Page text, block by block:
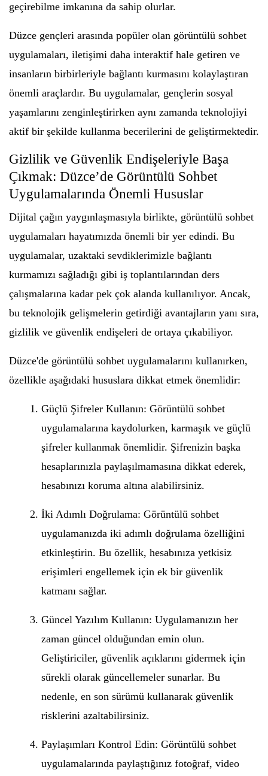
geçirebilme imkanına da sahip olurlar.
Düzce gençleri arasında popüler olan görüntülü sohbet
uygulamaları, iletişimi daha interaktif hale getiren ve
insanların birbirleriyle bağlantı kurmasını kolaylaştıran
önemli araçlardır. Bu uygulamalar, gençlerin sosyal
yaşamlarını zenginleştirirken aynı zamanda teknolojiyi
aktif bir şekilde kullanma becerilerini de geliştirmektedir.
Gizlilik ve Güvenlik Endişeleriyle Başa
Çıkmak: Düzce’de Görüntülü Sohbet
Uygulamalarında Önemli Hususlar
Dijital çağın yaygınlaşmasıyla birlikte, görüntülü sohbet
uygulamaları hayatımızda önemli bir yer edindi. Bu
uygulamalar, uzaktaki sevdiklerimizle bağlantı
kurmamızı sağladığı gibi iş toplantılarından ders
çalışmalarına kadar pek çok alanda kullanılıyor. Ancak,
bu teknolojik gelişmelerin getirdiği avantajların yanı sıra,
gizlilik ve güvenlik endişeleri de ortaya çıkabiliyor.
Düzce'de görüntülü sohbet uygulamalarını kullanırken,
özellikle aşağıdaki hususlara dikkat etmek önemlidir:
Güçlü Şifreler Kullanın: Görüntülü sohbet
uygulamalarına kaydolurken, karmaşık ve güçlü
şifreler kullanmak önemlidir. Şifrenizin başka
hesaplarınızla paylaşılmamasına dikkat ederek,
hesabınızı koruma altına alabilirsiniz.
İki Adımlı Doğrulama: Görüntülü sohbet
uygulamanızda iki adımlı doğrulama özelliğini
etkinleştirin. Bu özellik, hesabınıza yetkisiz
erişimleri engellemek için ek bir güvenlik
katmanı sağlar.
Güncel Yazılım Kullanın: Uygulamanızın her
zaman güncel olduğundan emin olun.
Geliştiriciler, güvenlik açıklarını gidermek için
sürekli olarak güncellemeler sunarlar. Bu
nedenle, en son sürümü kullanarak güvenlik
risklerini azaltabilirsiniz.
Paylaşımları Kontrol Edin: Görüntülü sohbet
uygulamalarında paylaştığınız fotoğraf, video